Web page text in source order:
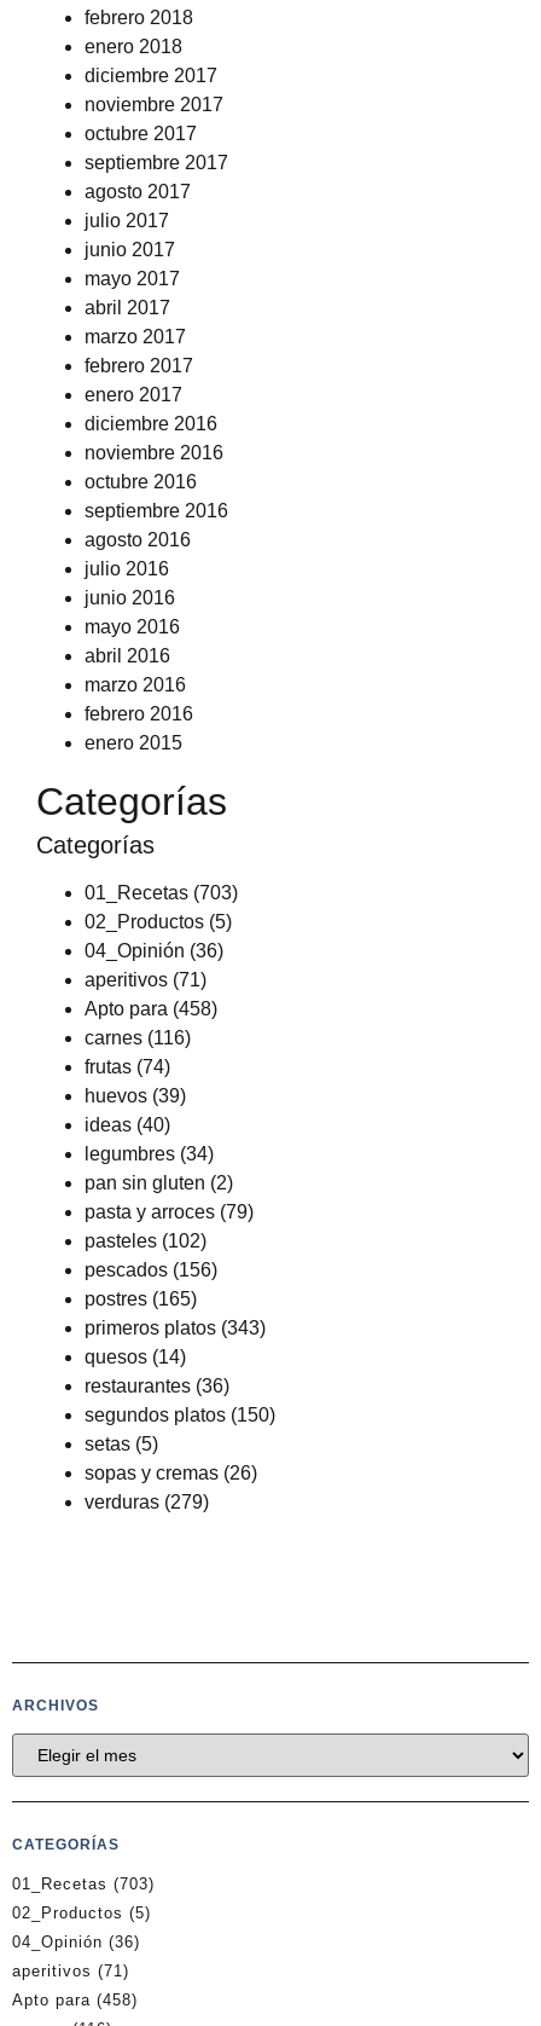
febrero 2018
enero 2018
diciembre 2017
noviembre 2017
octubre 2017
septiembre 2017
agosto 2017
julio 2017
junio 2017
mayo 2017
abril 2017
marzo 2017
febrero 2017
enero 2017
diciembre 2016
noviembre 2016
octubre 2016
septiembre 2016
agosto 2016
julio 2016
junio 2016
mayo 2016
abril 2016
marzo 2016
febrero 2016
enero 2015
Categorías
Categorías
01_Recetas (703)
02_Productos (5)
04_Opinión (36)
aperitivos (71)
Apto para (458)
carnes (116)
frutas (74)
huevos (39)
ideas (40)
legumbres (34)
pan sin gluten (2)
pasta y arroces (79)
pasteles (102)
pescados (156)
postres (165)
primeros platos (343)
quesos (14)
restaurantes (36)
segundos platos (150)
setas (5)
sopas y cremas (26)
verduras (279)
ARCHIVOS
CATEGORÍAS
01_Recetas (703)
02_Productos (5)
04_Opinión (36)
aperitivos (71)
Apto para (458)